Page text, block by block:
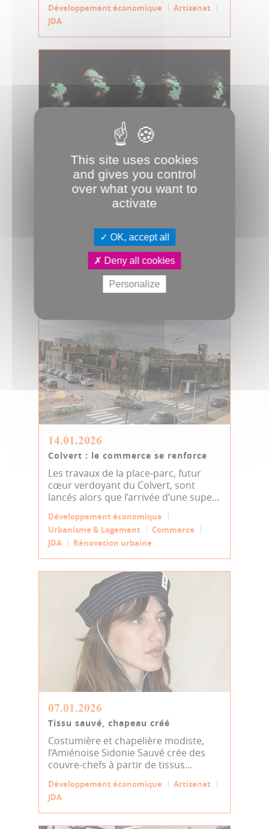
Développement économique
Artisanat
JDA
21.01.2026
Razing Studios a les cartes en main
Razing Studios prépare à Amiens le
L@b un jeu de cartes innovant :...
Développement économique
JDA
14.01.2026
Colvert : le commerce se renforce
Les travaux de la place-parc, futur
cœur verdoyant du Colvert, sont
lancés alors que l’arrivée d’une supe...
Développement économique
Urbanisme & Logement
Commerce
JDA
Rénovation urbaine
07.01.2026
Tissu sauvé, chapeau créé
Costumière et chapelière modiste,
l’Amiénoise Sidonie Sauvé crée des
couvre-chefs à partir de tissus...
Développement économique
Artisanat
JDA
This site uses cookies
and gives you control
over what you want to
activate
OK, accept all
Deny all cookies
Personalize